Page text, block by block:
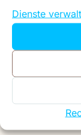
Dienste
gegen dieses
grundlegende
Black